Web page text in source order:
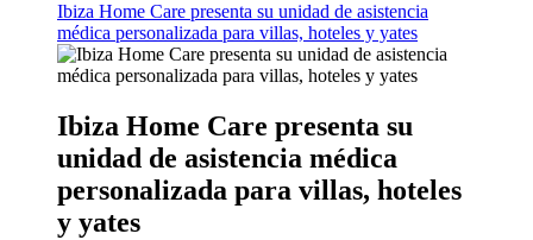
Ibiza Home Care presenta su unidad de asistencia
médica personalizada para villas, hoteles y yates
Ibiza Home Care presenta su
unidad de asistencia médica
personalizada para villas, hoteles
y yates